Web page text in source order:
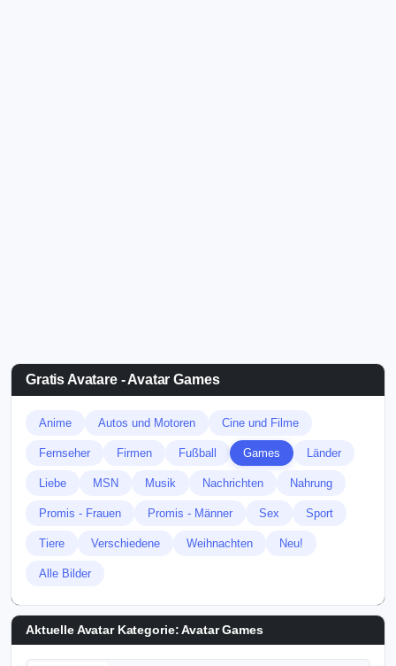
Gratis Avatare - Avatar Games
Anime Autos und Motoren Cine und Filme
Fernseher Firmen Fußball Games Länder
Liebe MSN Musik Nachrichten Nahrung
Promis - Frauen Promis - Männer Sex Sport
Tiere Verschiedene Weihnachten Neu!
Alle Bilder
Aktuelle Avatar Kategorie: Avatar Games